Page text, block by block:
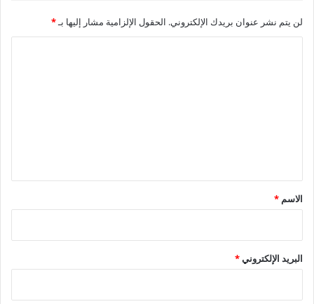
لن يتم نشر عنوان بريدك الإلكتروني. الحقول الإلزامية مشار إليها بـ*
*
الاسم *
البريد الإلكتروني*